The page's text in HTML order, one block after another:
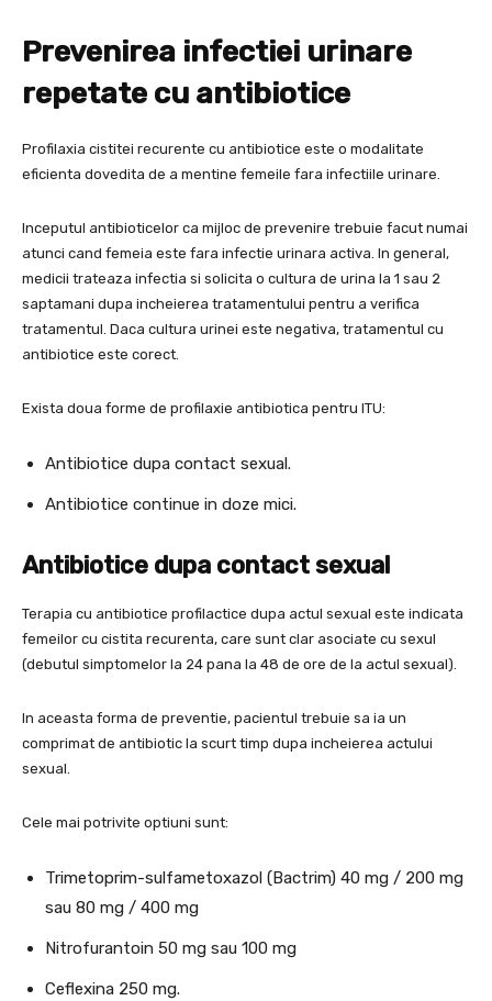
Prevenirea infectiei urinare
repetate cu antibiotice
Profilaxia cistitei recurente cu antibiotice este o modalitate
eficienta dovedita de a mentine femeile fara infectiile urinare.
Inceputul antibioticelor ca mijloc de prevenire trebuie facut numai
atunci cand femeia este fara infectie urinara activa. In general,
medicii trateaza infectia si solicita o cultura de urina la 1 sau 2
saptamani dupa incheierea tratamentului pentru a verifica
tratamentul. Daca cultura urinei este negativa, tratamentul cu
antibiotice este corect.
Exista doua forme de profilaxie antibiotica pentru ITU:
Antibiotice dupa contact sexual.
Antibiotice continue in doze mici.
Antibiotice dupa contact sexual
Terapia cu antibiotice profilactice dupa actul sexual este indicata
femeilor cu cistita recurenta, care sunt clar asociate cu sexul
(debutul simptomelor la 24 pana la 48 de ore de la actul sexual).
In aceasta forma de preventie, pacientul trebuie sa ia un
comprimat de antibiotic la scurt timp dupa incheierea actului
sexual.
Cele mai potrivite optiuni sunt:
Trimetoprim-sulfametoxazol (Bactrim) 40 mg / 200 mg
sau 80 mg / 400 mg
Nitrofurantoin 50 mg sau 100 mg
Ceflexina 250 mg.